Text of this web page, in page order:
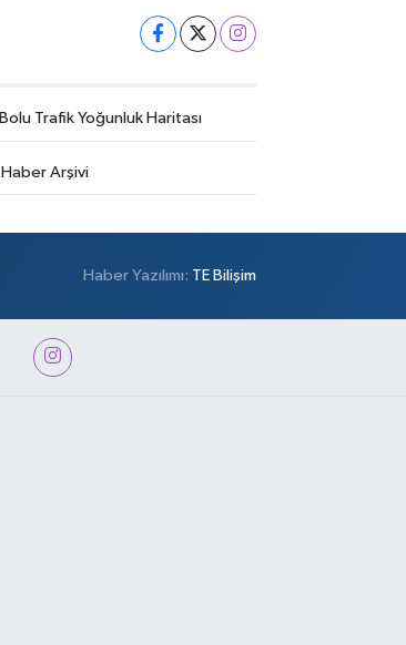
Bolu Trafik Yoğunluk Haritası
Haber Arşivi
Haber Yazılımı: TE Bilişim